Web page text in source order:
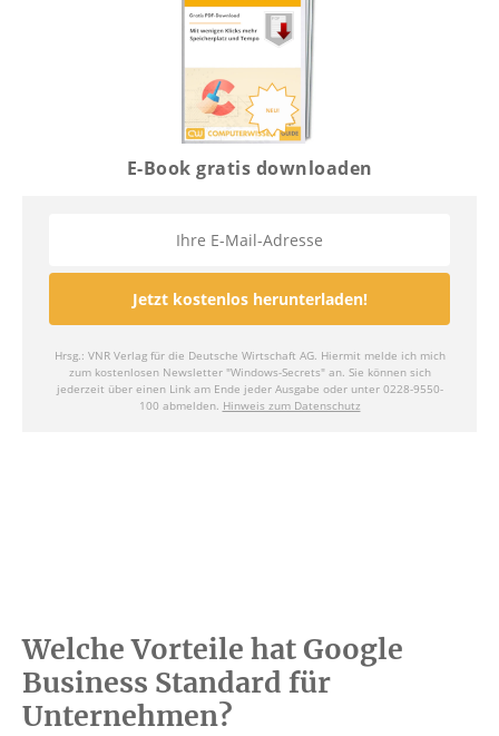
Welche Vorteile hat Google
Business Standard für
Unternehmen?